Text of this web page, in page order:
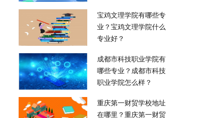
宝鸡文理学院有哪些专
业？宝鸡文理学院什么
专业好？
成都市科技职业学院有
哪些专业？成都市科技
职业学院怎么样？
重庆第一财贸学校地址
在哪里？重庆第一财贸